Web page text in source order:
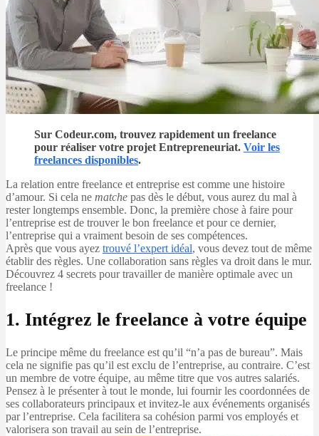
Sur Codeur.com, trouvez rapidement un freelance
pour réaliser votre projet Entrepreneuriat. Voir les
freelances disponibles.
La relation entre freelance et entreprise est comme une histoire
d’amour. Si cela ne matche pas dès le début, vous aurez du mal à
rester longtemps ensemble. Donc, la première chose à faire pour
l’entreprise est de trouver le bon freelance et pour ce dernier,
l’entreprise qui a vraiment besoin de ses compétences.
Après que vous ayez trouvé l’expert idéal, vous devez tout de même
établir des règles. Une collaboration sans règles va droit dans le mur.
Découvrez 4 secrets pour travailler de manière optimale avec un
freelance !
1. Intégrez le freelance à votre équipe
Le principe même du freelance est qu’il “n’a pas de bureau”. Mais
cela ne signifie pas qu’il est exclu de l’entreprise, au contraire. C’est
un membre de votre équipe, au même titre que vos autres salariés.
Pensez à le présenter à tout le monde, lui fournir les coordonnées de
ses collaborateurs principaux et invitez-le aux événements organisés
par l’entreprise. Cela facilitera sa cohésion parmi vos employés et
valorisera son travail au sein de l’entreprise.